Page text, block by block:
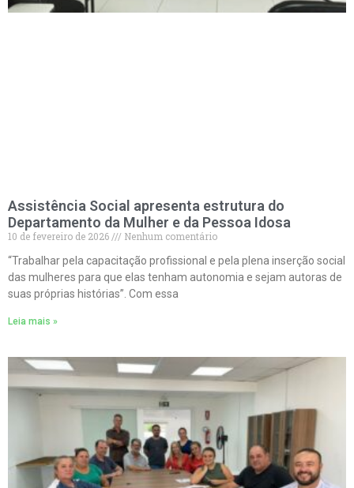
Assistência Social apresenta estrutura do
Departamento da Mulher e da Pessoa Idosa
10 de fevereiro de 2026
Nenhum comentário
“Trabalhar pela capacitação profissional e pela plena inserção social
das mulheres para que elas tenham autonomia e sejam autoras de
suas próprias histórias”. Com essa
Leia mais »